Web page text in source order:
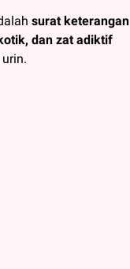
surat keterangan
dan zat adiktif